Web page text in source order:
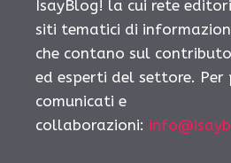
IsayBlog! la cui rete
siti tematici di
che contano sul
ed esperti del settore. Per
comunicati e
collaborazioni: